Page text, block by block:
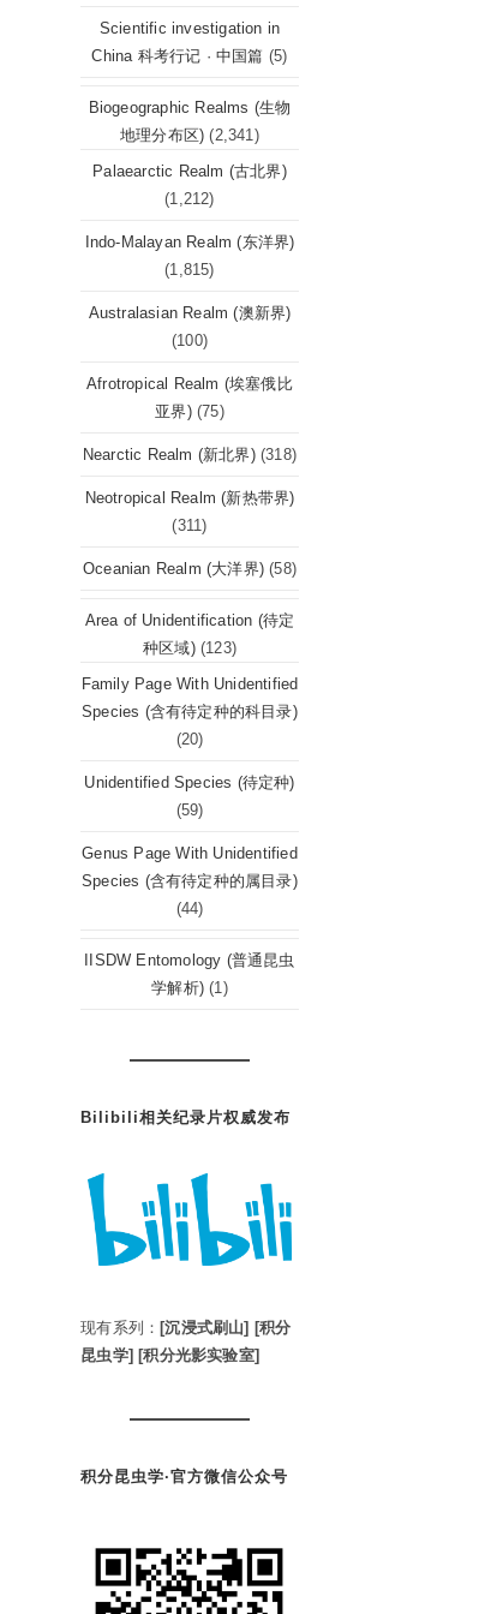
Scientific investigation in
China 科考行记 · 中国篇 (5)
Biogeographic Realms (生物
地理分布区) (2,341)
Palaearctic Realm (古北界)
(1,212)
Indo-Malayan Realm (东洋界)
(1,815)
Australasian Realm (澳新界)
(100)
Afrotropical Realm (埃塞俄比
亚界) (75)
Nearctic Realm (新北界) (318)
Neotropical Realm (新热带界)
(311)
Oceanian Realm (大洋界) (58)
Area of Unidentification (待定
种区域) (123)
Family Page With Unidentified
Species (含有待定种的科目录)
(20)
Unidentified Species (待定种)
(59)
Genus Page With Unidentified
Species (含有待定种的属目录)
(44)
IISDW Entomology (普通昆虫
学解析) (1)
Bilibili相关纪录片权威发布
现有系列： [沉浸式刷山] [积分
昆虫学] [积分光影实验室]
积分昆虫学·官方微信公众号